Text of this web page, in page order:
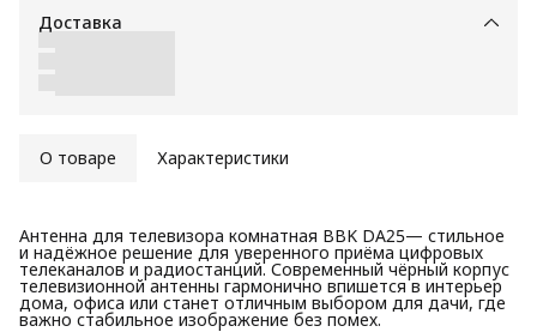
Доставка
О товаре Характеристики
Антенна для телевизора комнатная BBK DA25— стильное
и надёжное решение для уверенного приёма цифровых
телеканалов и радиостанций. Современный чёрный корпус
телевизионной антенны гармонично впишется в интерьер
дома, офиса или станет отличным выбором для дачи, где
важно стабильное изображение без помех.